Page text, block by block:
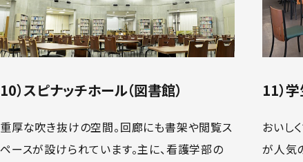
10）スピナッチホール（図書館）
重厚な吹き抜けの空間。回廊にも書架や閲覧ス
ペースが設けられています。主に、看護学部の
11）
おいし
が人気